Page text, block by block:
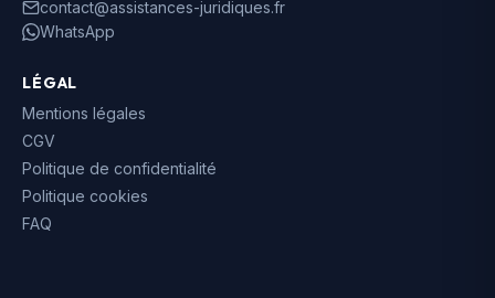
contact@assistances-juridiques.fr
WhatsApp
LÉGAL
Mentions légales
CGV
Politique de confidentialité
Politique cookies
FAQ